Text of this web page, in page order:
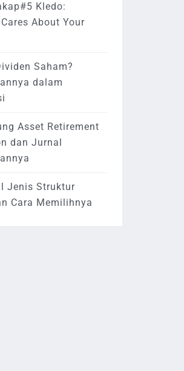
Kledo:
About Your
Saham?
dalam
Asset Retirement
dan Jurnal
Jenis Struktur
Cara Memilihnya